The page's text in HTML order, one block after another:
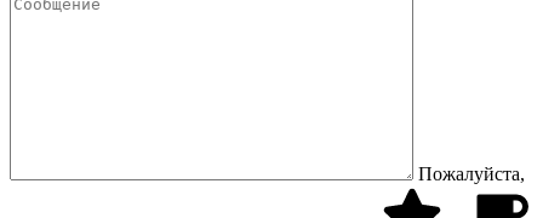
Пожалуйста,